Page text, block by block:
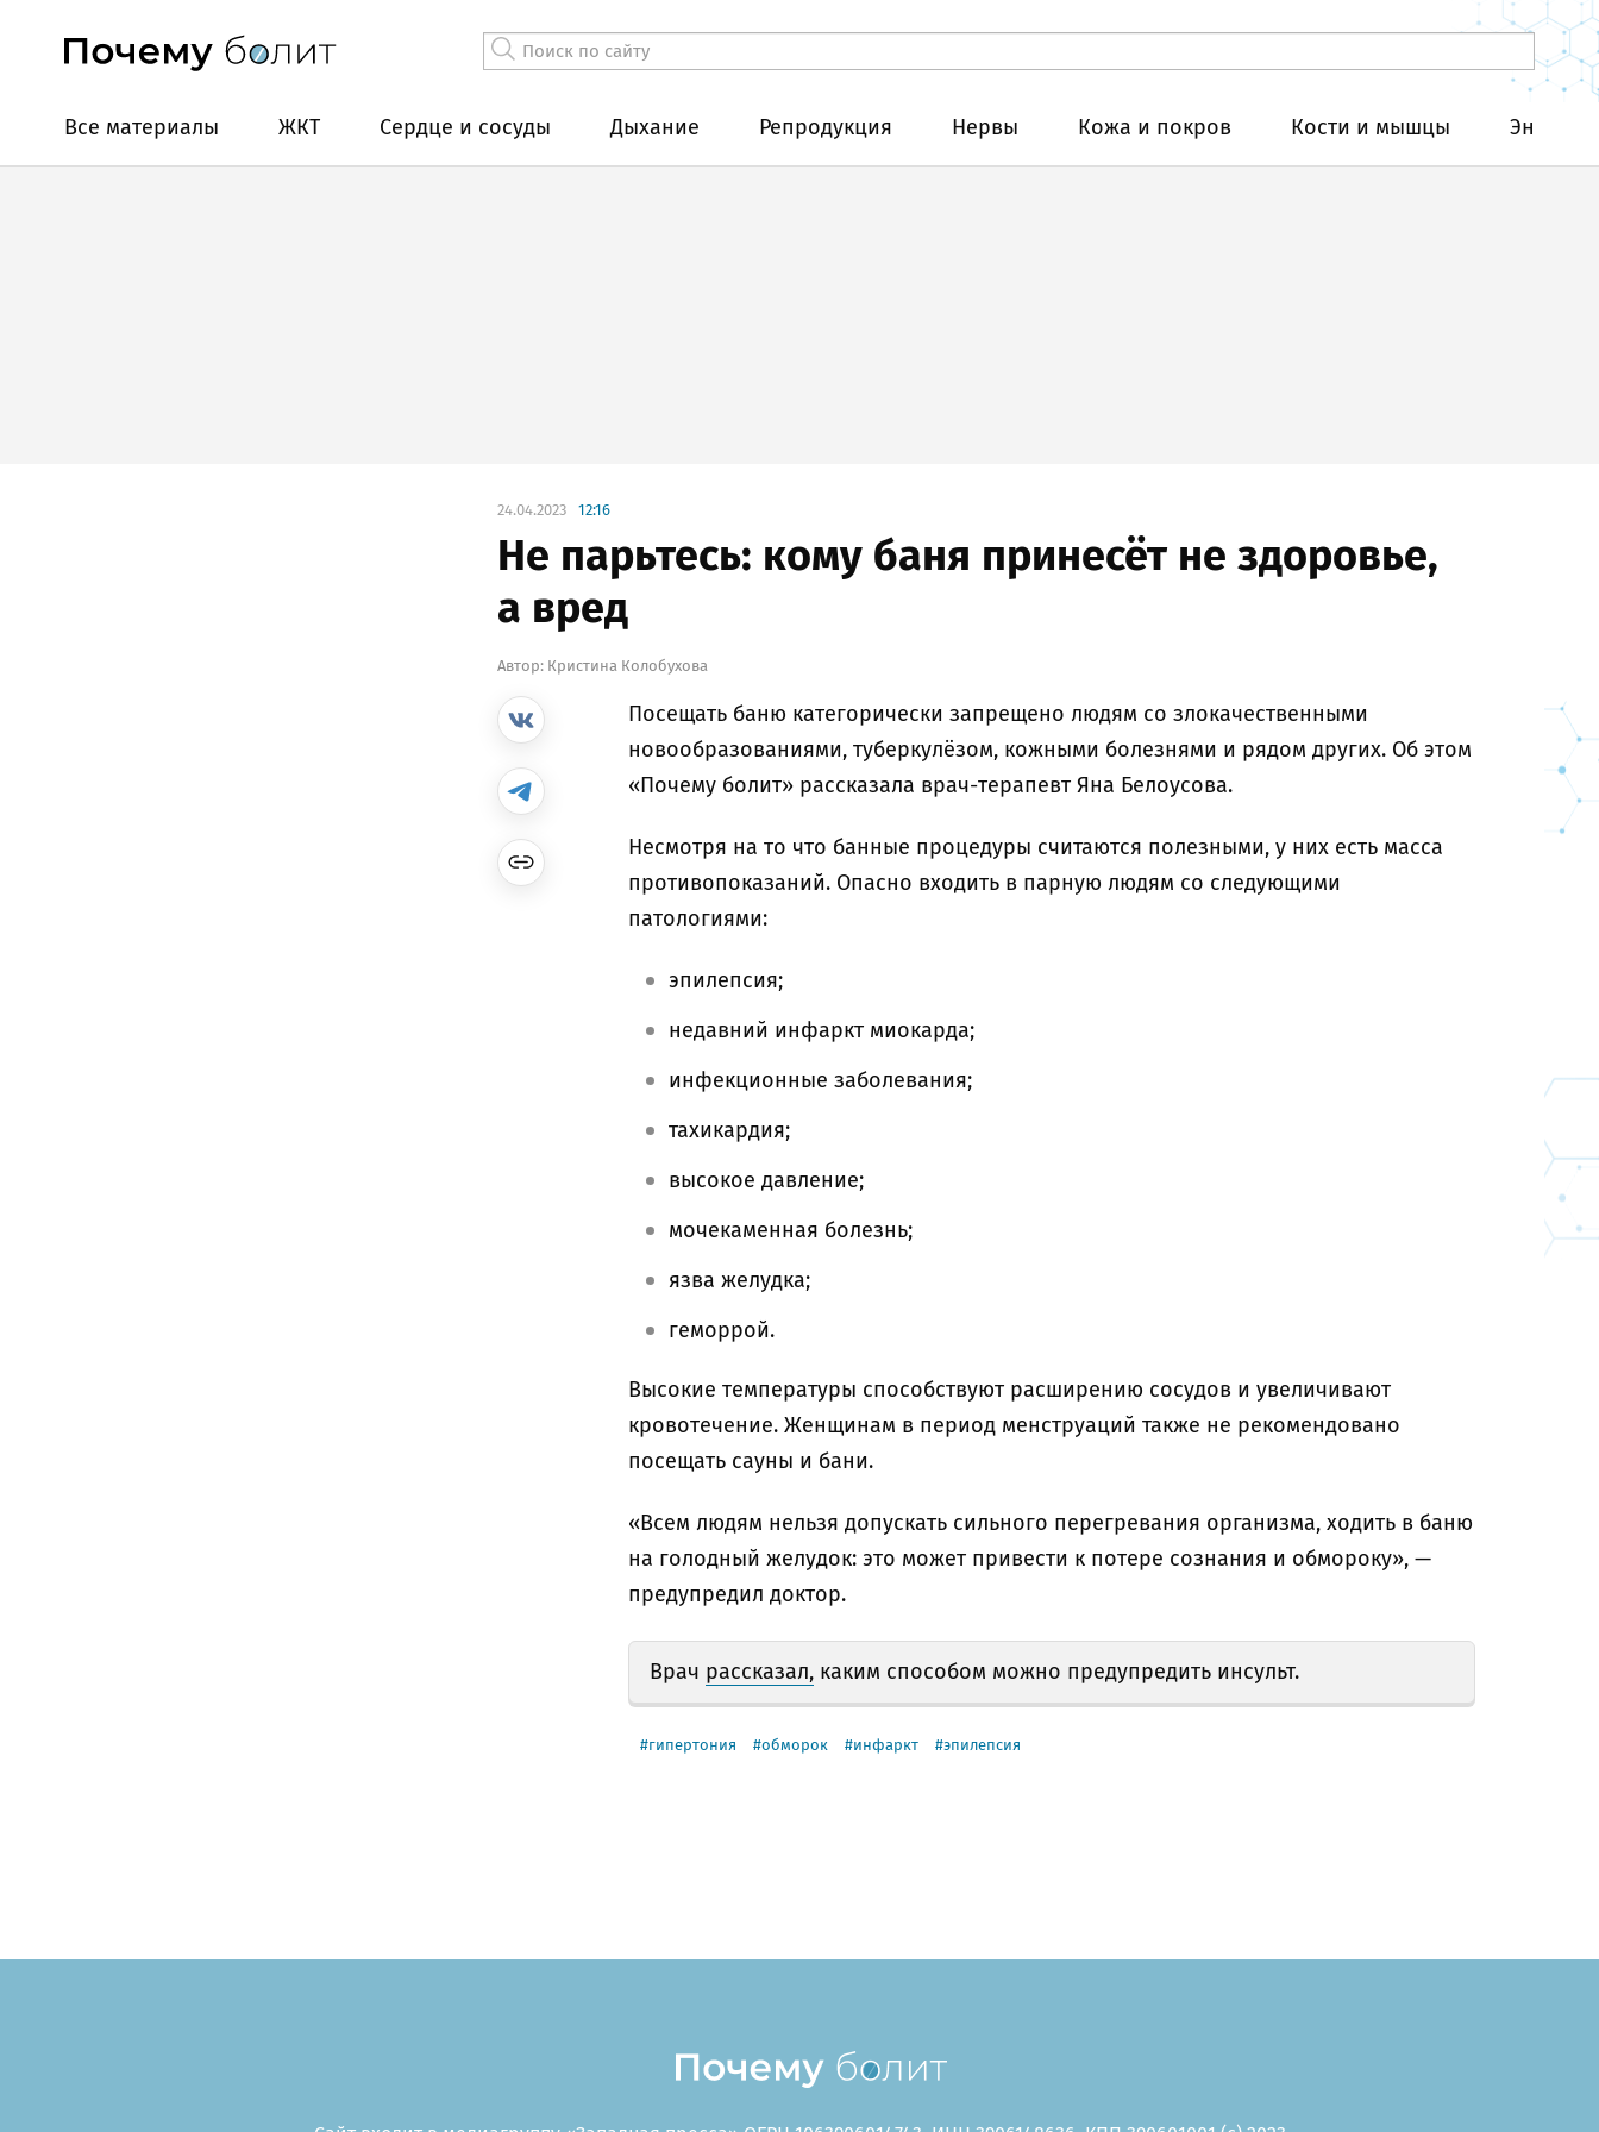
Все материалы ЖКТ Сердце и сосуды Дыхание Репродукция Нервы Кожа и покров Кости и мышцы
24.04.2023 12:16
Не парьтесь: кому баня принесёт не здоровье,
а вред
Автор: Кристина Колобухова
Посещать баню категорически запрещено людям со злокачественными
новообразованиями, туберкулёзом, кожными болезнями и рядом других. Об этом
«Почему болит» рассказала врач-терапевт Яна Белоусова.
Несмотря на то что банные процедуры считаются полезными, у них есть масса
противопоказаний. Опасно входить в парную людям со следующими
патологиями:
эпилепсия;
недавний инфаркт миокарда;
инфекционные заболевания;
тахикардия;
высокое давление;
мочекаменная болезнь;
язва желудка;
геморрой.
Высокие температуры способствуют расширению сосудов и увеличивают
кровотечение. Женщинам в период менструаций также не рекомендовано
посещать сауны и бани.
«Всем людям нельзя допускать сильного перегревания организма, ходить в баню
на голодный желудок: это может привести к потере сознания и обмороку», —
предупредил доктор.
Врач рассказал, каким способом можно предупредить инсульт.
гипертония обморок инфаркт эпилепсия